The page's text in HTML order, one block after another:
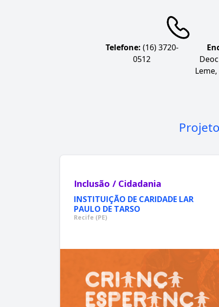
Telefone: (16) 3720-
0512
Inclusão / Cidadania
INSTITUIÇÃO DE CARIDADE LAR
PAULO DE TARSO
Recife (PE)